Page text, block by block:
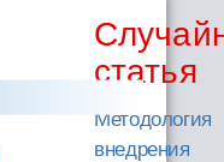
статья
Методология
внедрения